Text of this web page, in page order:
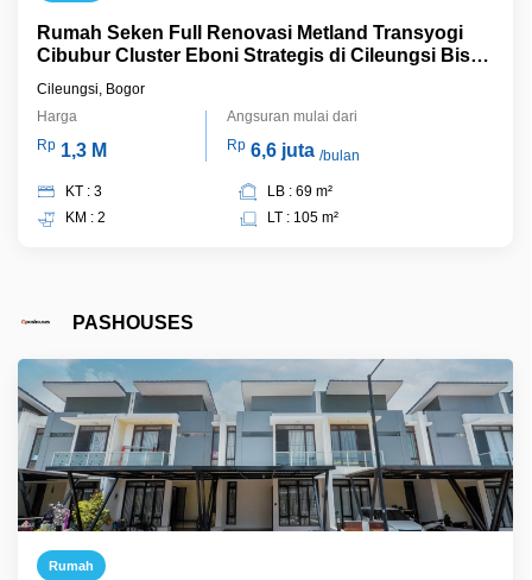
Rumah Seken Full Renovasi Metland Transyogi
Cibubur Cluster Eboni Strategis di Cileungsi Bisa
Cileungsi, Bogor
Harga
Rp 1,3 M
Angsuran mulai dari
Rp 6,6 juta /bulan
KT : 3
KM : 2
LB : 69 m²
LT : 105 m²
PASHOUSES
Rumah